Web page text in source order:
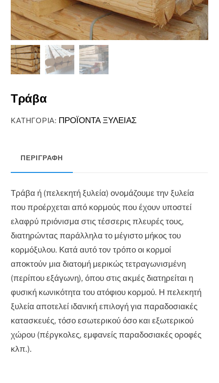
Τράβα
ΚΑΤΗΓΟΡΊΑ: ΠΡΟΪΟΝΤΑ ΞΥΛΕΙΑΣ
ΠΕΡΙΓΡΑΦΉ
Τράβα ή (πελεκητή ξυλεία) ονομάζουμε την ξυλεία
που προέρχεται από κορμούς που έχουν υποστεί
ελαφρύ πριόνισμα στις τέσσερις πλευρές τους,
διατηρώντας παράλληλα το μέγιστο μήκος του
κορμόξυλου. Κατά αυτό τον τρόπο οι κορμοί
αποκτούν μια διατομή μερικώς τετραγωνισμένη
(περίπου εξάγωνη), όπου στις ακμές διατηρείται η
φυσική κωνικότητα του ατόφιου κορμού. Η πελεκητή
ξυλεία αποτελεί ιδανική επιλογή για παραδοσιακές
κατασκευές, τόσο εσωτερικού όσο και εξωτερικού
χώρου (πέργκολες, εμφανείς παραδοσιακές οροφές
κλπ.).